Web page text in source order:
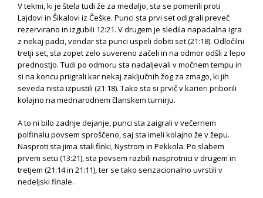
V tekmi, ki je štela tudi že za medaljo, sta se pomerili proti
Lajdovi in Šikalovi iz Češke. Punci sta prvi set odigrali preveč
rezervirano in izgubili 12:21. V drugem je sledila napadalna igra
z nekaj padci, vendar sta punci uspeli dobiti set (21:18). Odločilni
tretji set, sta zopet zelo suvereno začeli in na odmor odšli z lepo
prednostjo. Tudi po odmoru sta nadaljevali v močnem tempu in
si na koncu priigrali kar nekaj zaključnih žog za zmago, ki jih
seveda nista izpustili (21:18). Tako sta si prvič v karieri priborili
kolajno na mednarodnem članskem turnirju.
A to ni bilo zadnje dejanje, punci sta zaigrali v večernem
polfinalu povsem sproščeno, saj sta imeli kolajno že v žepu.
Nasproti sta jima stali finki, Nystrom in Pekkola. Po slabem
prvem setu (13:21), sta povsem razbili nasprotnici v drugem in
tretjem (21:14 in 21:11), ter se tako senzacionalno uvrstili v
nedeljski finale.